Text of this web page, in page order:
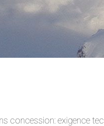
concession: exigence